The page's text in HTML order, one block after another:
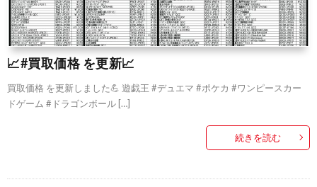
📈#買取価格 を更新📈
買取価格 を更新しました💪 遊戯王 #デュエマ #ポケカ #ワンピースカー
ドゲーム #ドラゴンボール […]
続きを読む